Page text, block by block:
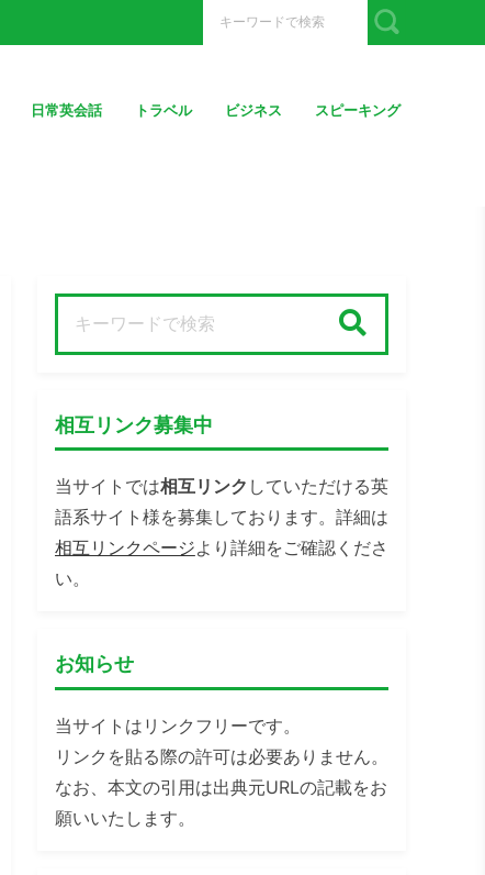
日常英会話 トラベル ビジネス スピーキング
相互リンク募集中
当サイトでは相互リンク していただける英
語系サイト様を募集しております。詳細は
相互リンクページより詳細をご確認くださ
い。
お知らせ
当サイトはリンクフリーです。
リンクを貼る際の許可は必要ありません。
なお、本文の引用は出典元URLの記載をお
願いいたします。